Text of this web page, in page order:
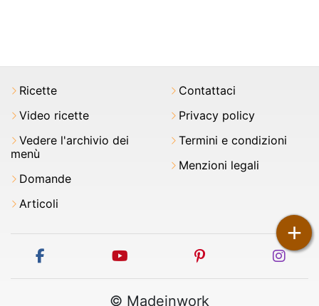
+
Ricette
Video ricette
Vedere l'archivio dei
menù
Domande
Articoli
Contattaci
Privacy policy
Termini e condizioni
Menzioni legali
facebook youtube pinterest
© Madeinwork